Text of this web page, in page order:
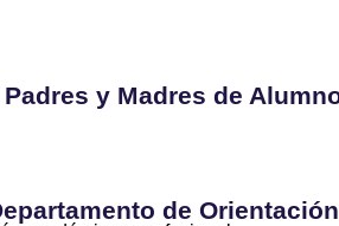
y Madres de
de Orientación